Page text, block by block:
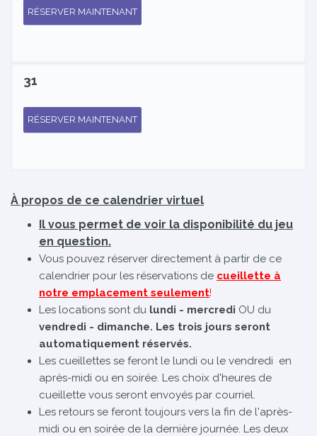
RÉSERVER MAINTENANT
31
RÉSERVER MAINTENANT
À propos de ce calendrier virtuel
Il vous permet de voir la disponibilité du jeu
en question.
Vous pouvez réserver directement à partir de ce
calendrier pour les réservations de cueillette à
notre emplacement seulement!
Les locations sont du lundi - mercredi OU du
vendredi - dimanche. Les trois jours seront
automatiquement réservés.
Les cueillettes se feront le lundi ou le vendredi en
après-midi ou en soirée. Les choix d'heures de
cueillette vous seront envoyés par courriel.
Les retours se feront toujours vers la fin de l'après-
midi ou en soirée de la dernière journée. Les deux